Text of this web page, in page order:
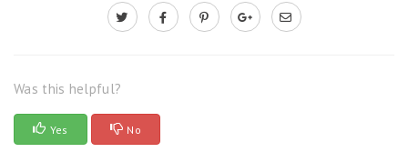
Was this helpful?
Yes No